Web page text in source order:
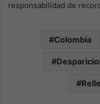
responsabilidad de
Colombia